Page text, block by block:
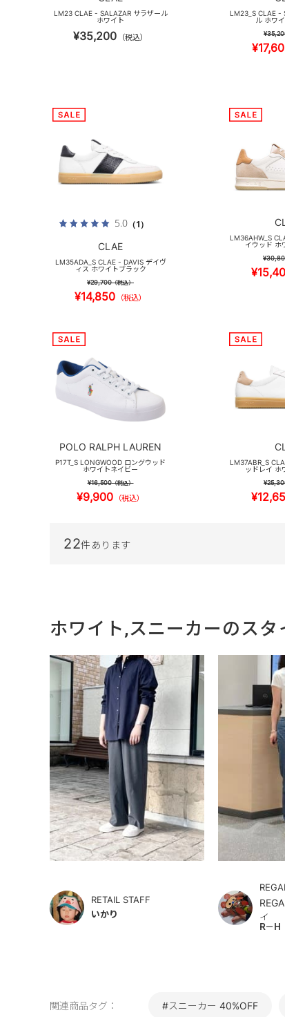
LM23 CLAE - SALAZAR サラザール
ホワイト
¥35,200 （税込）
LM23_S CLAE -
ル ホワ
5.0（1）
CLAE
LM35ADA_S CLAE - DAVIS デイヴ
ィス ホワイトブラック
¥29,700（税込）
¥14,850 （税込）
LM36AHW_S
イウッド ホ
POLO RALPH LAUREN
P17T_S LONGWOOD ロングウッド
ホワイトネイビー
¥16,500（税込）
¥9,900 （税込）
LM37ABR_S
ッドレイ ホ
22件あります
ホワイト,スニーカーのスタ
RETAIL STAFF
いかり
イ
R－H
関連商品タグ： #スニーカー 40%OFF